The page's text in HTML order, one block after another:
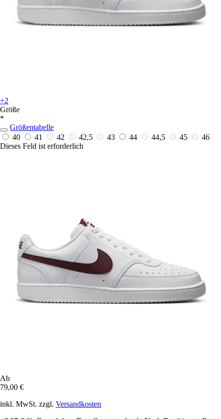
+2
Größe
*
Größentabelle
40
41 42 42,5 43 44 44,5 45
46
Dieses Feld ist erforderlich
Ab
79,00 €
inkl. MwSt. zzgl. Versandkosten